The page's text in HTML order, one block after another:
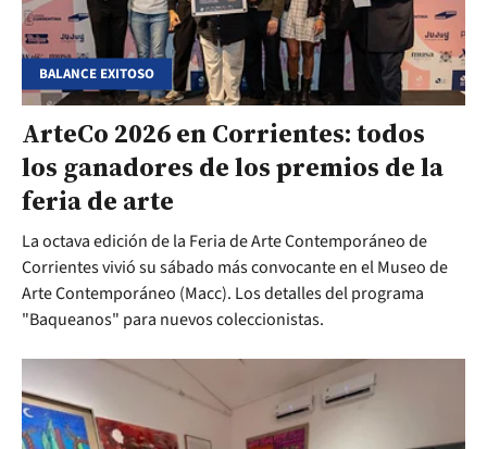
BALANCE EXITOSO
ArteCo 2026 en Corrientes: todos
los ganadores de los premios de la
feria de arte
La octava edición de la Feria de Arte Contemporáneo de
Corrientes vivió su sábado más convocante en el Museo de
Arte Contemporáneo (Macc). Los detalles del programa
"Baqueanos" para nuevos coleccionistas.